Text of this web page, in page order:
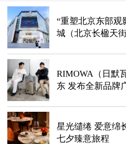
“重塑北京东部观
城（北京长楹天
RIMOWA（日默
东 发布全新品牌
星光缱绻 爱意绵
七夕臻意旅程